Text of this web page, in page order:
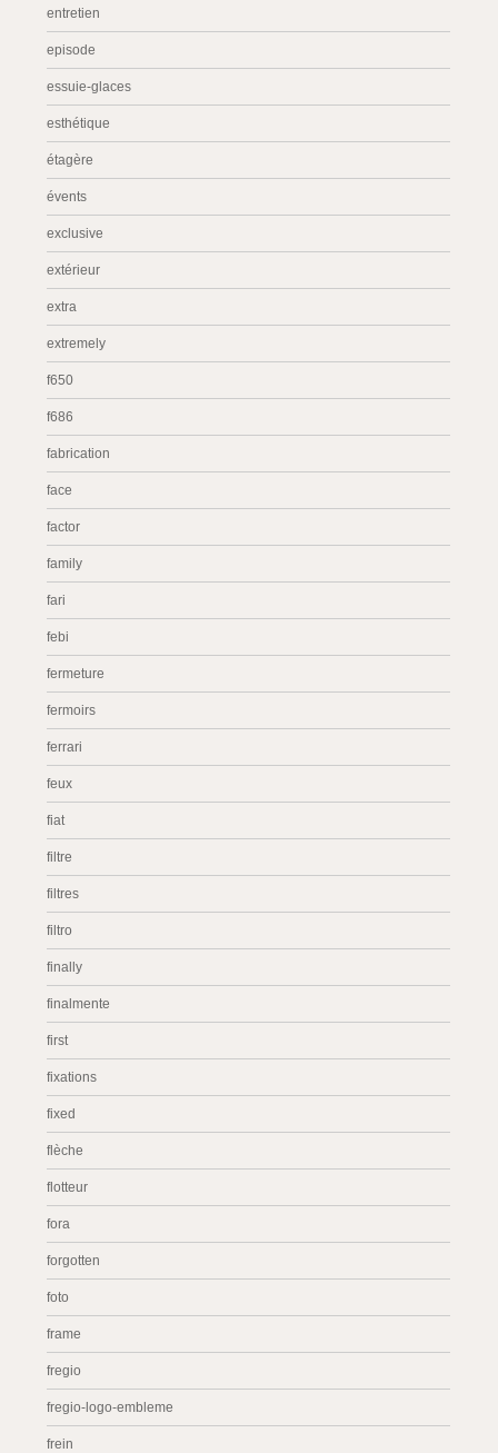
entretien
episode
essuie-glaces
esthétique
étagère
évents
exclusive
extérieur
extra
extremely
f650
f686
fabrication
face
factor
family
fari
febi
fermeture
fermoirs
ferrari
feux
fiat
filtre
filtres
filtro
finally
finalmente
first
fixations
fixed
flèche
flotteur
fora
forgotten
foto
frame
fregio
fregio-logo-embleme
frein